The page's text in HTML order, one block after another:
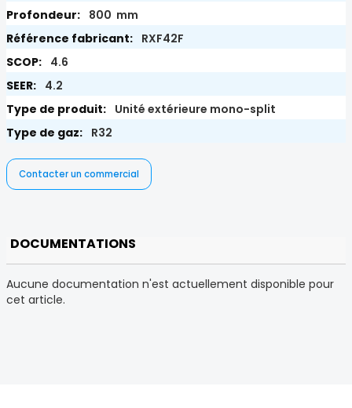
800 mm
RXF42F
4.6
4.2
Unité extérieure mono-split
R32
Contacter un commercial
DOCUMENTATIONS
Aucune documentation n'est actuellement disponible pour
cet article.